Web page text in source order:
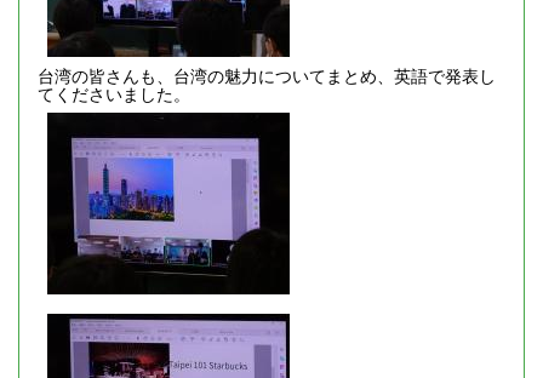
台湾の皆さんも、台湾の魅力についてまとめ、英語で発表し
てくださいました。